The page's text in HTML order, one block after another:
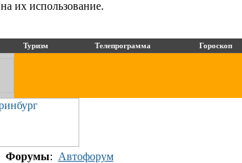
на их использование.
Туризм Телепрограмма Гороскоп
Форумы: Автофорум